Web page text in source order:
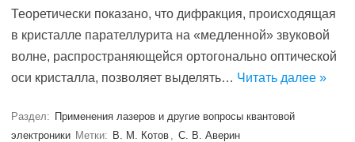
Теоретически показано, что дифракция, происходящая
в кристалле парателлурита на «медленной» звуковой
волне, распространяющейся ортогонально оптической
оси кристалла, позволяет выделять… Читать далее »
Раздел: Применения лазеров и другие вопросы квантовой
электроники Метки: В. М. Котов , С. В. Аверин